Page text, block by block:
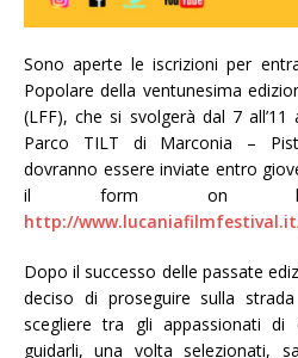
Sono aperte le iscrizioni per
Popolare della ventunesima
(LFF), che si svolgerà dal 7
Parco TILT di Marconia –
dovranno essere inviate entro
il form on
http://
Dopo il successo delle passate
deciso di proseguire sulla
scegliere tra gli appassionati
guidarli, una volta selezionati,